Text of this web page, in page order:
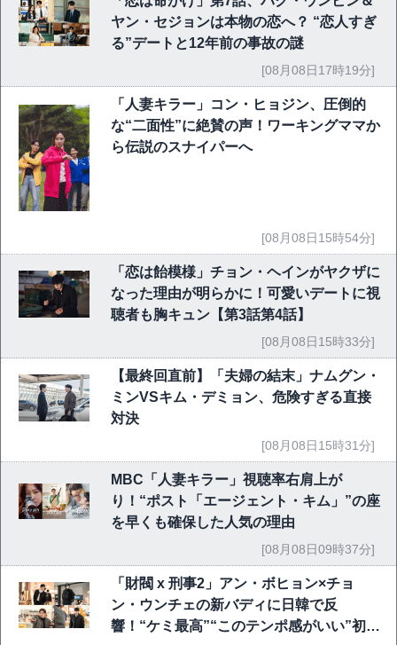
ヤン・セジョンは本物の恋へ？ “恋人すぎ
る”デートと12年前の事故の謎
[08月08日17時19分]
「人妻キラー」コン・ヒョジン、圧倒的
な“二面性”に絶賛の声！ワーキングママか
ら伝説のスナイパーへ
[08月08日15時54分]
「恋は飴模様」チョン・ヘインがヤクザに
なった理由が明らかに！可愛いデートに視
聴者も胸キュン【第3話第4話】
[08月08日15時33分]
【最終回直前】「夫婦の結末」ナムグン・
ミンVSキム・デミョン、危険すぎる直接
対決
[08月08日15時31分]
MBC「人妻キラー」視聴率右肩上が
り！“ポスト「エージェント・キム」”の座
を早くも確保した人気の理由
[08月08日09時37分]
「財閥 x 刑事2」アン・ボヒョン×チョ
ン・ウンチェの新バディに日韓で反
響！“ケミ最高”“このテンポ感がいい”初回